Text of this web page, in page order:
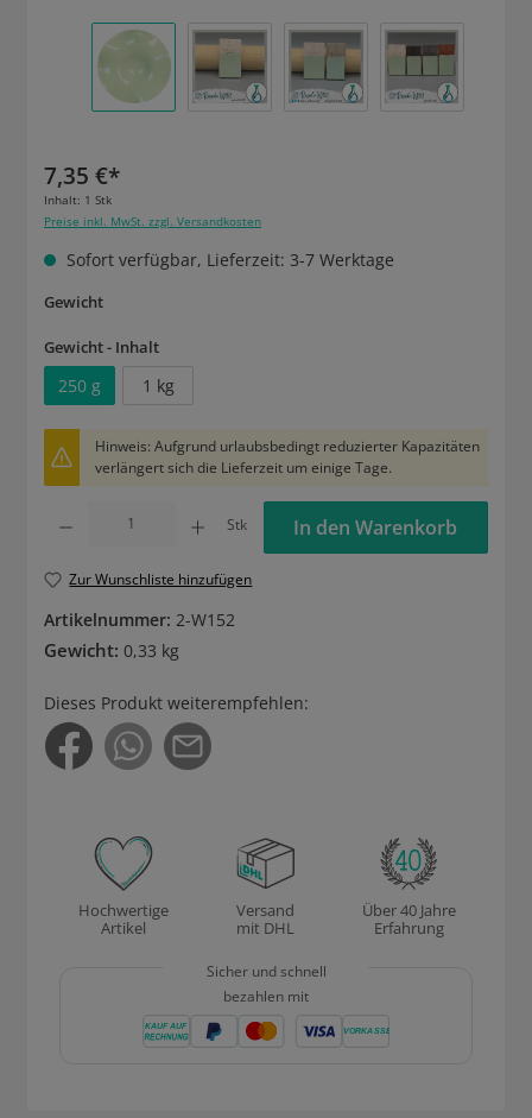
7,35 €*
Inhalt: 1 Stk
Preise inkl. MwSt. zzgl. Versandkosten
Sofort verfügbar, Lieferzeit: 3-7 Werktage
Gewichtauswählen
Gewicht - Inhaltauswählen
250 g 1 kg
Hinweis: Aufgrund urlaubsbedingt reduzierter Kapazitäten
verlängert sich die Lieferzeit um einige Tage.
Stk In den Warenkorb
Zur Wunschliste hinzufügen
Artikelnummer: 2-W152
Gewicht: 0,33 kg
Dieses Produkt weiterempfehlen:
Hochwertige
Artikel
Versand
mit DHL
Über 40 Jahre
Erfahrung
Sicher und schnell
bezahlen mit